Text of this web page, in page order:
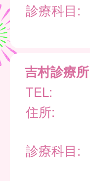
診療科目:
吉村診療所
TEL:
住所:
診療科目: